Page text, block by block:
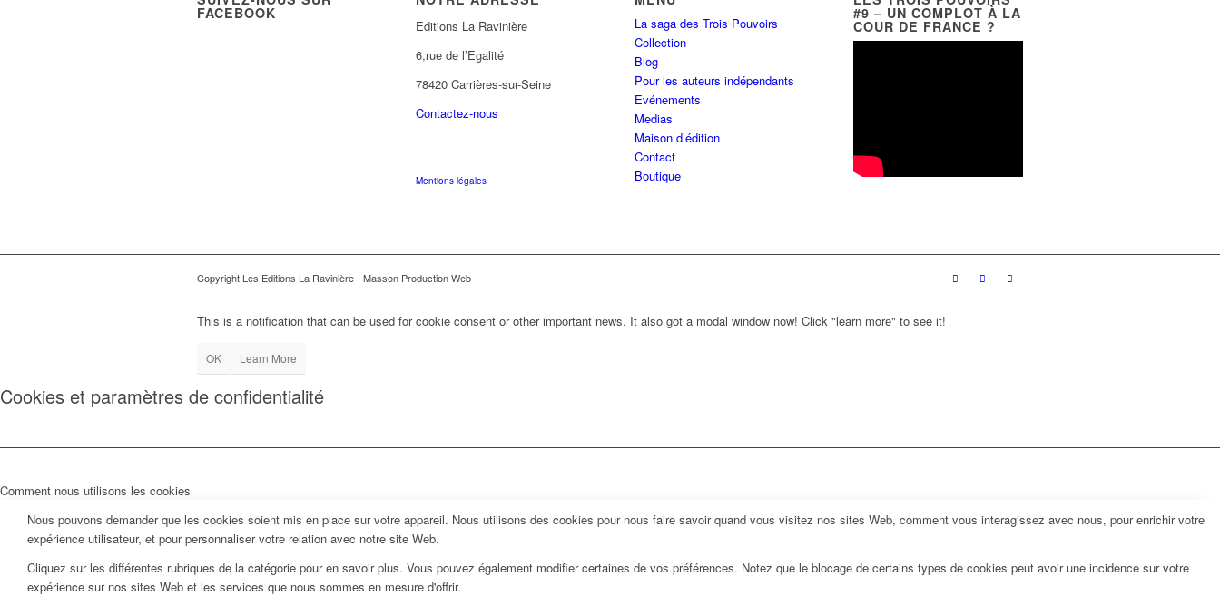
FACEBOOK
Editions La Ravinière
6,rue de l’Egalité
78420 Carrières-sur-Seine
Contactez-nous
Mentions légales
La saga des Trois Pouvoirs
Collection
Blog
Pour les auteurs indépendants
Evénements
Medias
Maison d’édition
Contact
Boutique
#9 – UN COMPLOT À LA
COUR DE FRANCE ?
Copyright Les Editions La Ravinière - Masson Production Web
This is a notification that can be used for cookie consent or other important news. It also got a modal window now! Click "learn more" to see it!
OK Learn More
Cookies et paramètres de confidentialité
Comment nous utilisons les cookies
Nous pouvons demander que les cookies soient mis en place sur votre appareil. Nous utilisons des cookies pour nous faire savoir quand vous visitez nos sites Web, comment vous interagissez avec nous, pour enrichir votre
expérience utilisateur, et pour personnaliser votre relation avec notre site Web.
Cliquez sur les différentes rubriques de la catégorie pour en savoir plus. Vous pouvez également modifier certaines de vos préférences. Notez que le blocage de certains types de cookies peut avoir une incidence sur votre
expérience sur nos sites Web et les services que nous sommes en mesure d'offrir.